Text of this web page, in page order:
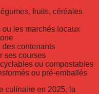
fruits, céréales
les marchés locaux
des contenants
ses courses
ou compostables
ou pré-emballés
culinaire en 2025, la